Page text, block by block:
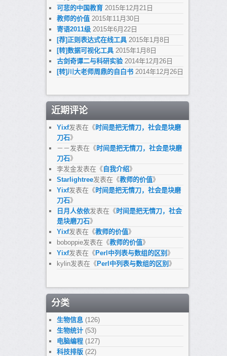
可悲的中国教育 2015年12月21日
教师的价值 2015年11月30日
寄语2011级 2015年6月22日
[荐]正则表达式在线工具 2015年1月8日
[转]数据可视化工具 2015年1月8日
古剑奇谭二与科研实验 2014年12月26日
[转]川大老师周鼎的自白书 2014年12月26日
近期评论
Yixf发表在《 时间是把无情刀，社会是块磨
刀石》
－－发表在《 时间是把无情刀，社会是块磨
刀石》
李发金发表在《 自我介绍》
Starlightree发表在《教师的价值》
Yixf发表在《 时间是把无情刀，社会是块磨
刀石》
日月人依依发表在《 时间是把无情刀，社会
是块磨刀石》
Yixf发表在《教师的价值》
boboppie发表在《教师的价值》
Yixf发表在《 Perl中列表与数组的区别 》
kylin发表在《 Perl中列表与数组的区别 》
分类
生物信息 (126)
生物统计(53)
电脑编程(127)
科技排版(22)